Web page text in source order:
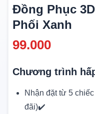
Đồng Phục
Phối Xanh
99.000
Chương trình
Nhận đặt từ 5
đãi)✔️